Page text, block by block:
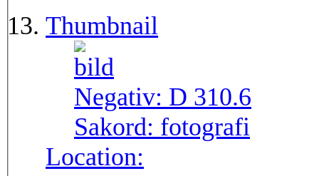
Thumbnail
Negativ: D 310.6
Sakord: fotografi
Location: